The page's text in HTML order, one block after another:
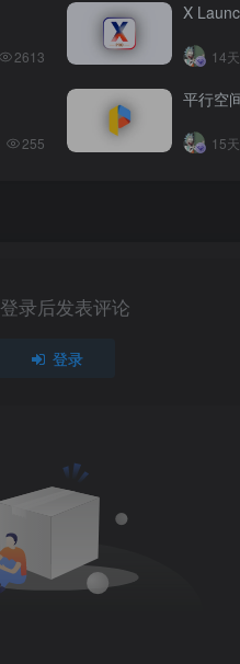
2613
X
14
255
平行空
15
录后发表评论
登录